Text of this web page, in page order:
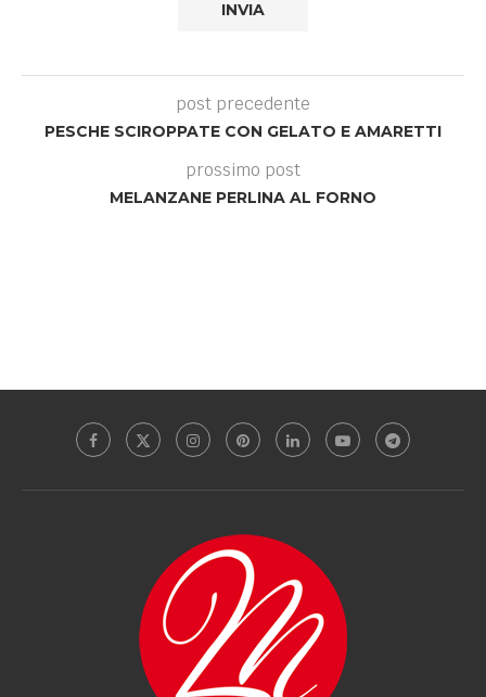
post precedente
PESCHE SCIROPPATE CON GELATO E AMARETTI
prossimo post
MELANZANE PERLINA AL FORNO